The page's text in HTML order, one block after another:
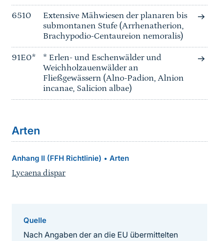
6510
Extensive Mähwiesen der planaren bis
submontanen Stufe (Arrhenatherion,
Brachypodio-Centaureion nemoralis)
91E0*
* Erlen- und Eschenwälder und
Weichholzauenwälder an
Fließgewässern (Alno-Padion, Alnion
incanae, Salicion albae)
Arten
Anhang II (FFH Richtlinie) • Arten
Lycaena dispar
Quelle
Nach Angaben der an die EU übermittelten